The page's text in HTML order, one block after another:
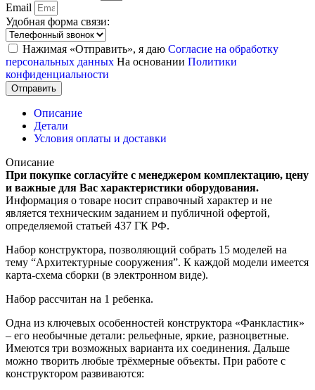
Email
Удобная форма связи:
Нажимая «Отправить», я даю Согласие на обработку
персональных данных На основании Политики
конфиденциальности
Отправить
Описание
Детали
Условия оплаты и доставки
Описание
При покупке согласуйте с менеджером комплектацию, цену
и важные для Вас характеристики оборудования.
Информация о товаре носит справочный характер и не
является техническим заданием и публичной офертой,
определяемой статьей 437 ГК РФ.
Набор конструктора, позволяющий собрать 15 моделей на
тему “Архитектурные сооружения”. К каждой модели имеется
карта-схема сборки (в электронном виде).
Набор рассчитан на 1 ребенка.
Одна из ключевых особенностей конструктора «Фанкластик»
– его необычные детали: рельефные, яркие, разноцветные.
Имеются три возможных варианта их соединения. Дальше
можно творить любые трёхмерные объекты. При работе с
конструктором развиваются: